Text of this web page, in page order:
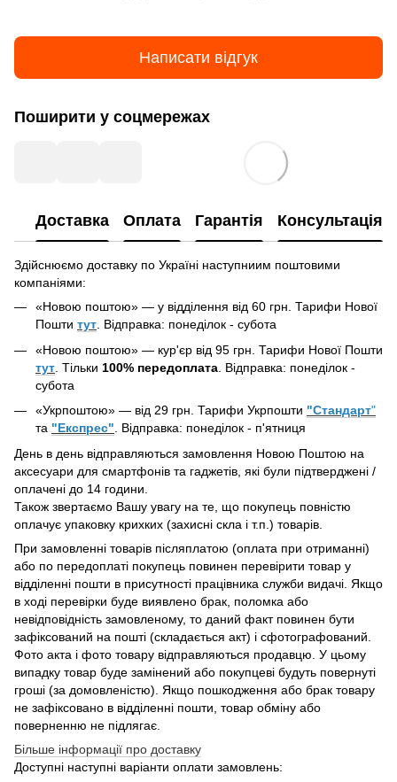
Написати відгук
Поширити у соцмережах
Доставка Оплата Гарантія Консультація
Здійснюємо доставку по Україні наступниим поштовими
компаніями:
«Новою поштою» — у відділення від 60 грн. Тарифи Нової
Пошти тут. Відправка: понеділок - субота
«Новою поштою» — кур'єр від 95 грн. Тарифи Нової Пошти
тут . Тільки 100% передоплата . Відправка: понеділок -
субота
«Укрпоштою» — від 29 грн. Тарифи Укрпошти "Стандарт"
та "Експрес" . Відправка: понеділок - п'ятниця
День в день відправляються замовлення Новою Поштою на
аксесуари для смартфонів та гаджетів, які були підтверджені /
оплачені до 14 години.
Також звертаємо Вашу увагу на те, що покупець повністю
оплачує упаковку крихких (захисні скла і т.п.) товарів.
При замовленні товарів післяплатою (оплата при отриманні)
або по передоплаті покупець повинен перевірити товар у
відділенні пошти в присутності працівника служби видачі. Якщо
в ході перевірки буде виявлено брак, поломка або
невідповідність замовленому, то даний факт повинен бути
зафіксований на пошті (складається акт) і сфотографований.
Фото акта і фото товару відправляються продавцю. У цьому
випадку товар буде замінений або покупцеві будуть повернуті
гроші (за домовленістю). Якщо пошкодження або брак товару
не зафіксовано в відділенні пошти, товар обміну або
поверненню не підлягає.
Більше інформації про доставку
Доступні наступні варіанти оплати замовлень: